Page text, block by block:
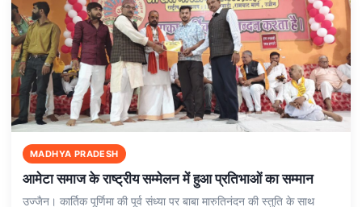
MADHYA PRADESH
आमेटा समाज के राष्ट्रीय सम्मेलन में हुआ प्रतिभाओं का सम्मान
उज्जैन। कार्तिक पूर्णिमा की पूर्व संध्या पर बाबा मारुतिनंदन की स्तुति के साथ